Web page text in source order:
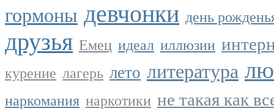
гормоны девчонки день
друзья Емец идеал иллюзии
курение лагерь лето литература
наркомания наркотики не такая как